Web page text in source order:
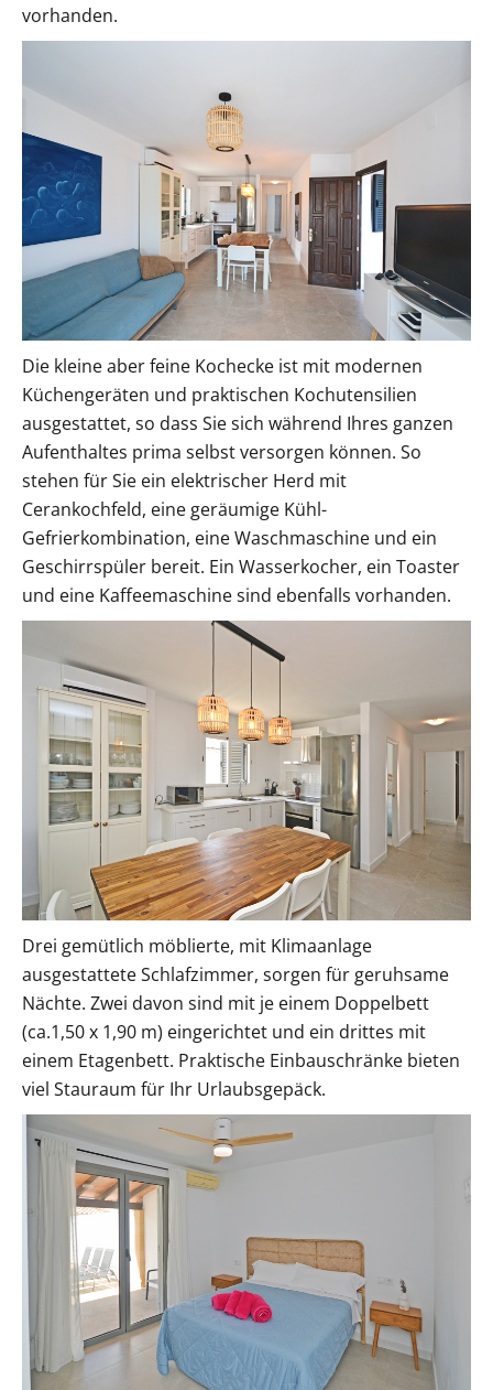
vorhanden.
Die kleine aber feine Kochecke ist mit modernen
Küchengeräten und praktischen Kochutensilien
ausgestattet, so dass Sie sich während Ihres ganzen
Aufenthaltes prima selbst versorgen können. So
stehen für Sie ein elektrischer Herd mit
Cerankochfeld, eine geräumige Kühl-
Gefrierkombination, eine Waschmaschine und ein
Geschirrspüler bereit. Ein Wasserkocher, ein Toaster
und eine Kaffeemaschine sind ebenfalls vorhanden.
Drei gemütlich möblierte, mit Klimaanlage
ausgestattete Schlafzimmer, sorgen für geruhsame
Nächte. Zwei davon sind mit je einem Doppelbett
(ca.1,50 x 1,90 m) eingerichtet und ein drittes mit
einem Etagenbett. Praktische Einbauschränke bieten
viel Stauraum für Ihr Urlaubsgepäck.